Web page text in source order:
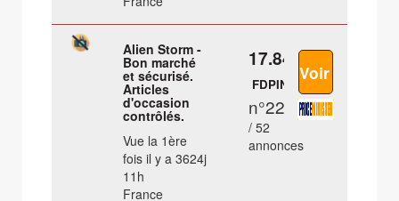
Alien Storm -
Bon marché
et sécurisé.
Articles
d'occasion
contrôlés.
Vue la 1ère
fois il y a 3624j
11h
France
17.84 €
FDPIN
n°22
/ 52
annonces